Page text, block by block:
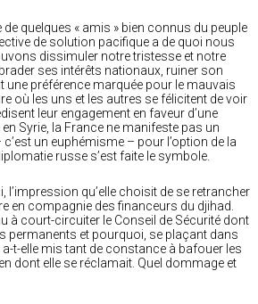
quelques « amis » bien connus du peuple
de solution pacifique a de quoi nous
dissimuler notre tristesse et notre
ses intérêts nationaux, ruiner son
une préférence marquée pour le mauvais
où les uns et les autres se félicitent de voir
leur engagement en faveur d’une
Syrie, la France ne manifeste pas un
un euphémisme – pour l’option de la
russe s’est faite le symbole.
l’impression qu’elle choisit de se retrancher
en compagnie des financeurs du djihad.
à court-circuiter le Conseil de Sécurité dont
permanents et pourquoi, se plaçant dans
a-t-elle mis tant de constance à bafouer les
dont elle se réclamait. Quel dommage et